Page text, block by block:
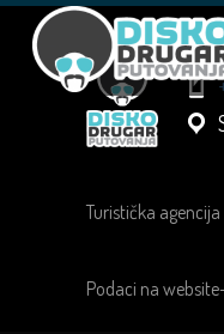
Turistička agencija
Podaci na